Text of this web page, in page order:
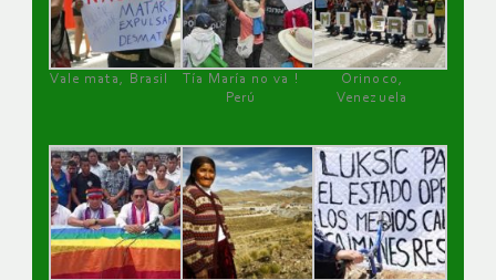
Vale mata, Brasil
Tía María no va !
Perú
Orinoco,
Venezuela